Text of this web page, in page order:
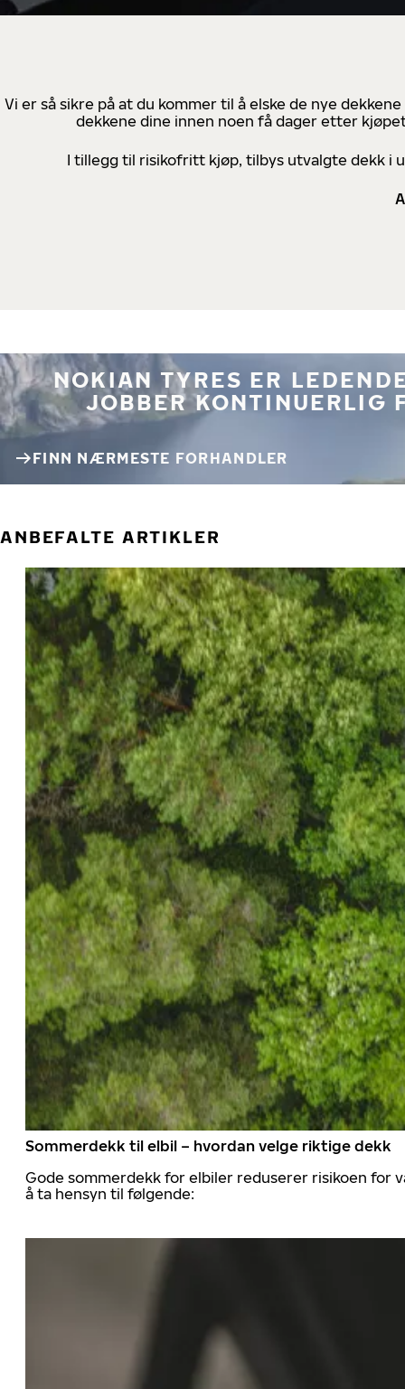
Vi er så sikre på at du kommer til å elske de nye
dekkene dine innen noen få dager etter
I tillegg til risikofritt kjøp, tilbys utvalgte dekk i
NOKIAN TYRES ER
JOBBER KONTINUERLIG
FINN NÆRMESTE FORHANDLER
ANBEFALTE ARTIKLER
Sommerdekk til elbil – hvordan velge riktige dekk
Gode sommerdekk for elbiler reduserer risikoen for
å ta hensyn til følgende: